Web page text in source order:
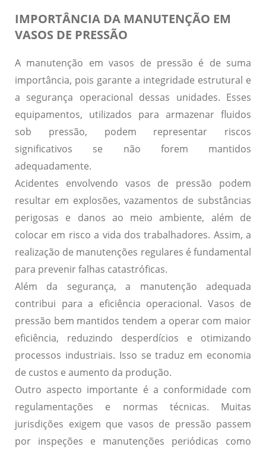
IMPORTÂNCIA DA MANUTENÇÃO EM
VASOS DE PRESSÃO
A manutenção em vasos de pressão é de suma
importância, pois garante a integridade estrutural e
a segurança operacional dessas unidades. Esses
equipamentos, utilizados para armazenar fluidos
sob pressão, podem representar riscos
significativos se não forem mantidos
adequadamente.
Acidentes envolvendo vasos de pressão podem
resultar em explosões, vazamentos de substâncias
perigosas e danos ao meio ambiente, além de
colocar em risco a vida dos trabalhadores. Assim, a
realização de manutenções regulares é fundamental
para prevenir falhas catastróficas.
Além da segurança, a manutenção adequada
contribui para a eficiência operacional. Vasos de
pressão bem mantidos tendem a operar com maior
eficiência, reduzindo desperdícios e otimizando
processos industriais. Isso se traduz em economia
de custos e aumento da produção.
Outro aspecto importante é a conformidade com
regulamentações e normas técnicas. Muitas
jurisdições exigem que vasos de pressão passem
por inspeções e manutenções periódicas como